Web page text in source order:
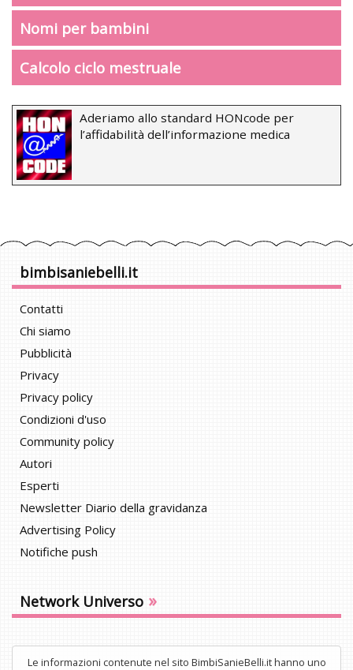
Nomi per bambini
Calcolo ciclo mestruale
Aderiamo allo standard HONcode per
l’affidabilità dell’informazione medica
bimbisaniebelli.it
Contatti
Chi siamo
Pubblicità
Privacy
Privacy policy
Condizioni d'uso
Community policy
Autori
Esperti
Newsletter Diario della gravidanza
Advertising Policy
Notifiche push
Network Universo »
Le informazioni contenute nel sito BimbiSanieBelli.it hanno uno